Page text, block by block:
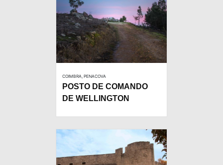
COIMBRA, PENACOVA
POSTO DE COMANDO
DE WELLINGTON